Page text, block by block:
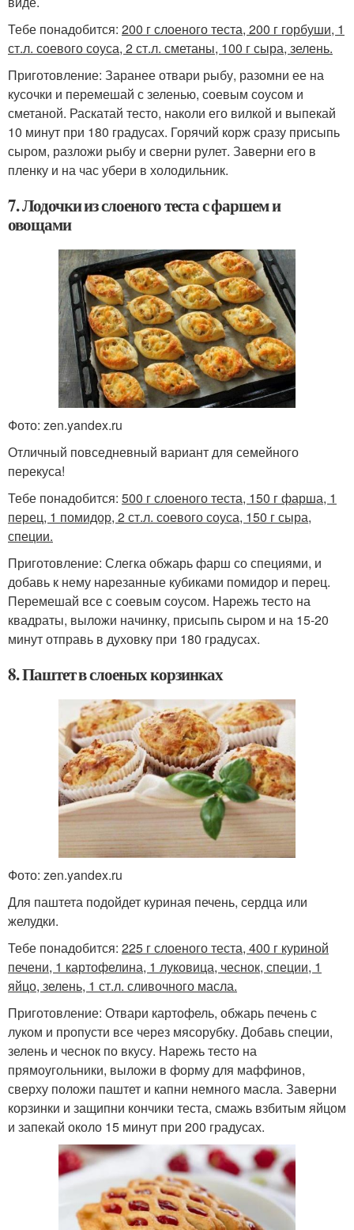
Тебе понадобится: 200 г слоеного теста, 200 г горбуши, 1
ст.л. соевого соуса, 2 ст.л. сметаны, 100 г сыра, зелень.
Приготовление: Заранее отвари рыбу, разомни ее на
кусочки и перемешай с зеленью, соевым соусом и
сметаной. Раскатай тесто, наколи его вилкой и выпекай
10 минут при 180 градусах. Горячий корж сразу присыпь
сыром, разложи рыбу и сверни рулет. Заверни его в
пленку и на час убери в холодильник.
7. Лодочки из слоеного теста с фаршем и
овощами
Фото: zen.yandex.ru
Отличный повседневный вариант для семейного
перекуса!
Тебе понадобится: 500 г слоеного теста, 150 г фарша, 1
перец, 1 помидор, 2 ст.л. соевого соуса, 150 г сыра,
специи.
Приготовление: Слегка обжарь фарш со специями, и
добавь к нему нарезанные кубиками помидор и перец.
Перемешай все с соевым соусом. Нарежь тесто на
квадраты, выложи начинку, присыпь сыром и на 15-20
минут отправь в духовку при 180 градусах.
8. Паштет в слоеных корзинках
Фото: zen.yandex.ru
Для паштета подойдет куриная печень, сердца или
желудки.
Тебе понадобится: 225 г слоеного теста, 400 г куриной
печени, 1 картофелина, 1 луковица, чеснок, специи, 1
яйцо, зелень, 1 ст.л. сливочного масла.
Приготовление: Отвари картофель, обжарь печень с
луком и пропусти все через мясорубку. Добавь специи,
зелень и чеснок по вкусу. Нарежь тесто на
прямоугольники, выложи в форму для маффинов,
сверху положи паштет и капни немного масла. Заверни
корзинки и защипни кончики теста, смажь взбитым яйцом
и запекай около 15 минут при 200 градусах.